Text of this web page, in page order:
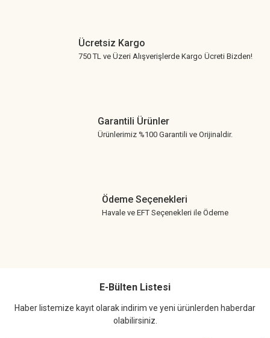
Ücretsiz Kargo
750 TL ve Üzeri Alışverişlerde Kargo Ücreti Bizden!
Garantili Ürünler
Ürünlerimiz %100 Garantili ve Orijinaldir.
Ödeme Seçenekleri
Havale ve EFT Seçenekleri ile Ödeme
E-Bülten Listesi
Haber listemize kayıt olarak indirim ve yeni ürünlerden haberdar
olabilirsiniz.